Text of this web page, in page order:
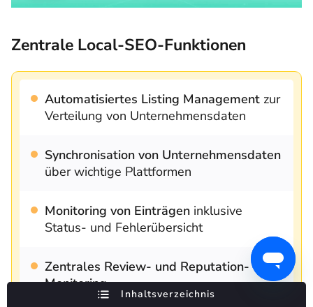
Zentrale Local-SEO-Funktionen
Automatisiertes Listing Management zur
Verteilung von Unternehmensdaten
Synchronisation von Unternehmensdaten
über wichtige Plattformen
Monitoring von Einträgen inklusive
Status- und Fehlerübersicht
Zentrales Review- und Reputation-
Monitoring
Inhaltsverzeichnis